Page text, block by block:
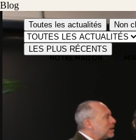
NOTRE MAISON
Toutes les actualités Non
LES PLUS RÉCENTS
Blog